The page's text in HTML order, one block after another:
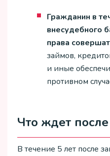
Гражданин в
внесудебного
права
займов,
и иные
противном
Что ждет
В течение 5 лет после